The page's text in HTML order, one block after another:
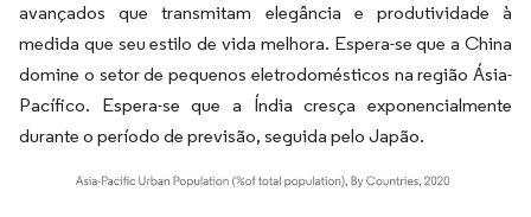
avançados que transmitam elegância e produtividade à
medida que seu estilo de vida melhora. Espera-se que a China
domine o setor de pequenos eletrodomésticos na região Ásia-
Pacífico. Espera-se que a Índia cresça exponencialmente
durante o período de previsão, seguida pelo Japão.